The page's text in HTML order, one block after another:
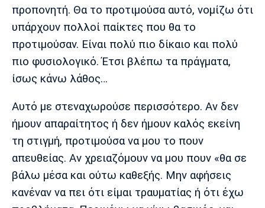
προπονητή. Θα το προτιμούσα αυτό, νομίζω ότι
υπάρχουν πολλοί παίκτες που θα το
προτιμούσαν. Είναι πολύ πιο δίκαιο και πολύ
πιο φυσιολογικό. Έτσι βλέπω τα πράγματα,
ίσως κάνω λάθος…
Αυτό με στεναχωρούσε περισσότερο. Αν δεν
ήμουν απαραίτητος ή δεν ήμουν καλός εκείνη
τη στιγμή, προτιμούσα να μου το πουν
απευθείας. Αν χρειαζόμουν να μου πουν «θα σε
βάλω μέσα και ούτω καθεξής. Μην αφήσεις
κανέναν να πει ότι είμαι τραυματίας ή ότι έχω